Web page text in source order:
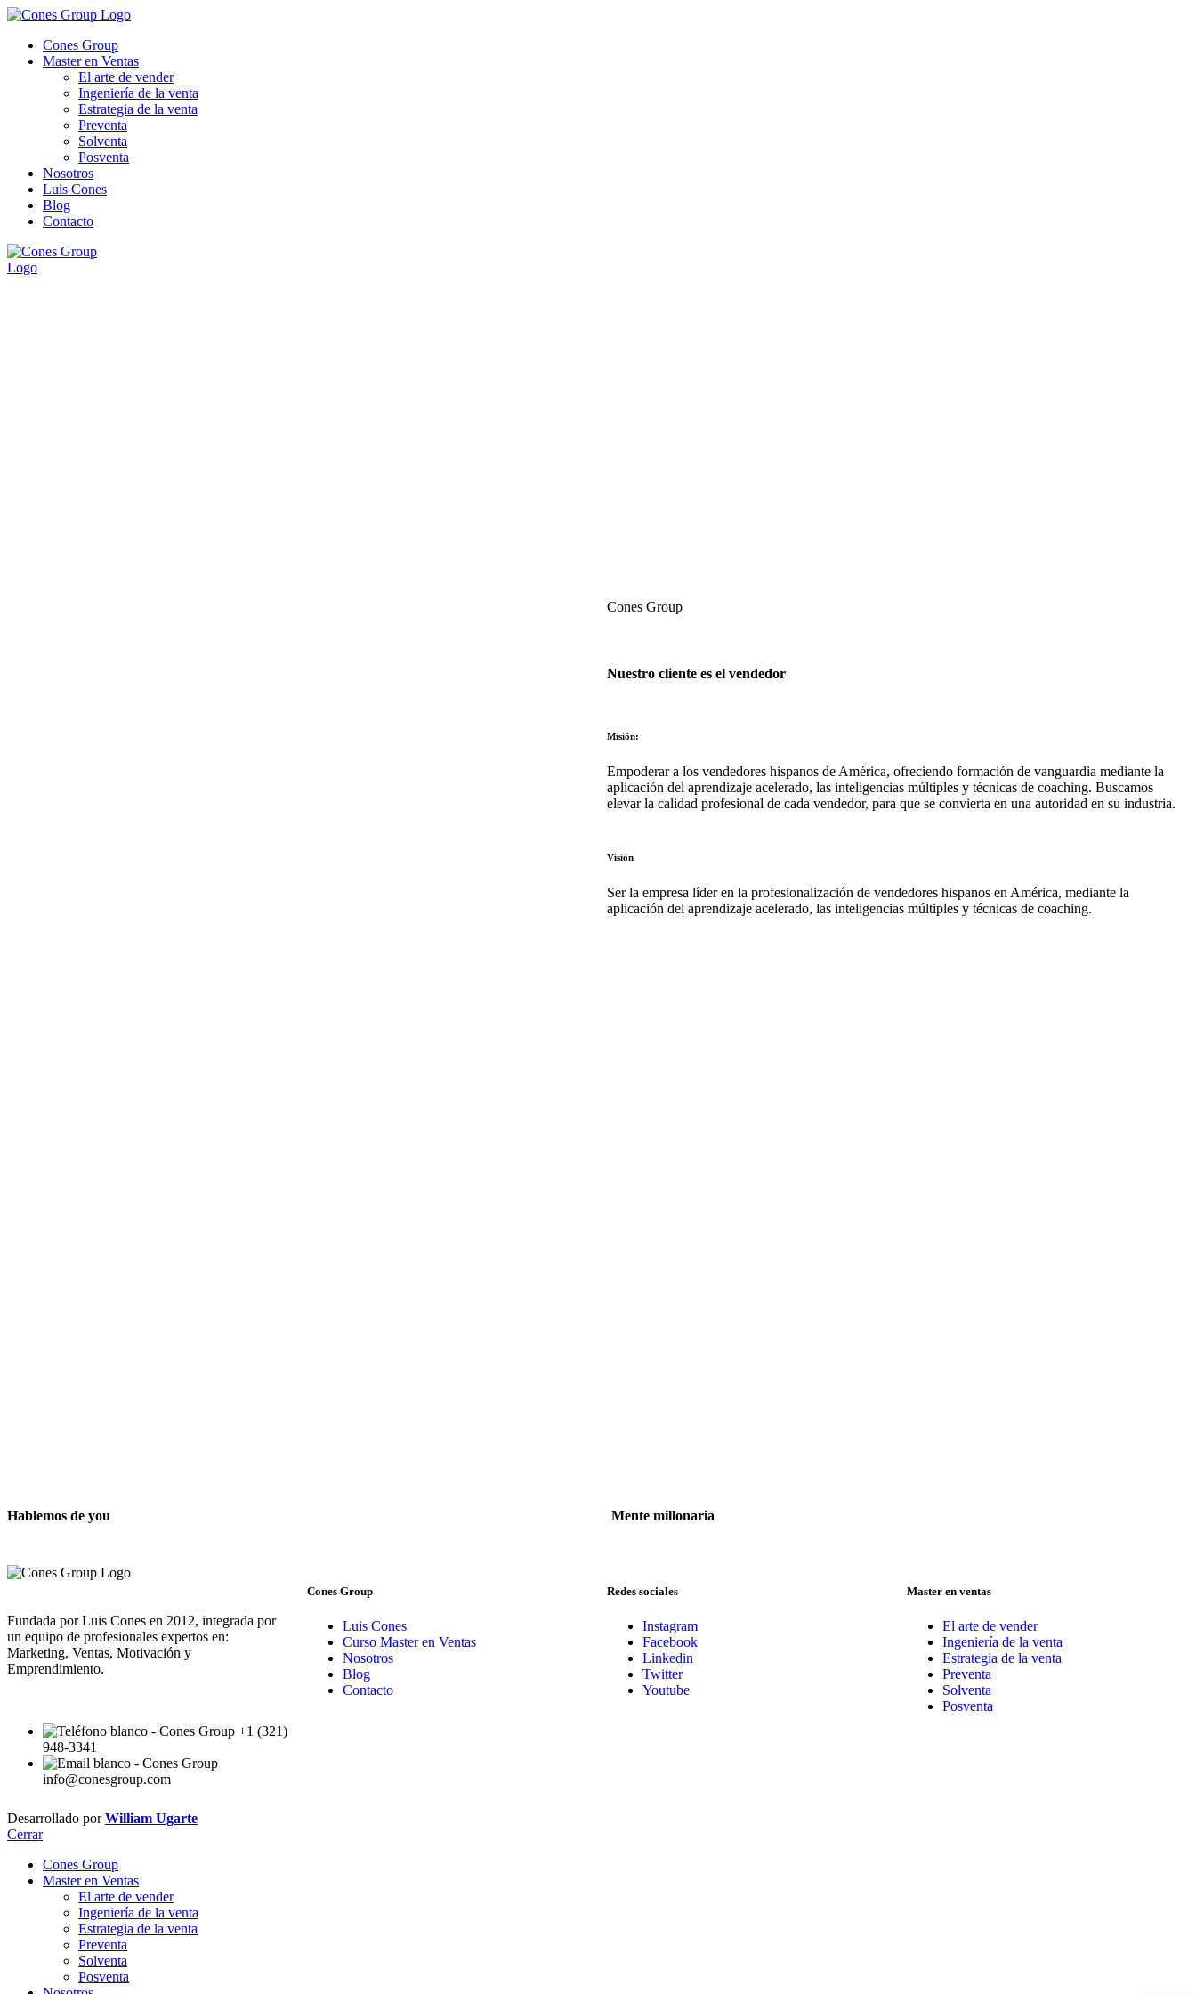
Cones Group
Master en Ventas
El arte de vender
Ingeniería de la venta
Estrategia de la venta
Preventa
Solventa
Posventa
Nosotros
Luis Cones
Blog
Contacto
Cones Group
Nuestro cliente es el vendedor
Misión:
Empoderar a los vendedores hispanos de América, ofreciendo formación de vanguardia mediante la
aplicación del aprendizaje acelerado, las inteligencias múltiples y técnicas de coaching. Buscamos
elevar la calidad profesional de cada vendedor, para que se convierta en una autoridad en su industria.
Visión
Ser la empresa líder en la profesionalización de vendedores hispanos en América, mediante la
aplicación del aprendizaje acelerado, las inteligencias múltiples y técnicas de coaching.
Hablemos de you Mente millonaria
Fundada por Luis Cones en 2012, integrada por
un equipo de profesionales expertos en:
Marketing, Ventas, Motivación y
Emprendimiento.
+1 (321)
948-3341
info@conesgroup.com
Cones Group
Luis Cones
Curso Master en Ventas
Nosotros
Blog
Contacto
Redes sociales
Instagram
Facebook
Linkedin
Twitter
Youtube
Master en ventas
El arte de vender
Ingeniería de la venta
Estrategia de la venta
Preventa
Solventa
Posventa
Desarrollado porWilliam Ugarte
Cerrar
Cones Group
Master en Ventas
El arte de vender
Ingeniería de la venta
Estrategia de la venta
Preventa
Solventa
Posventa